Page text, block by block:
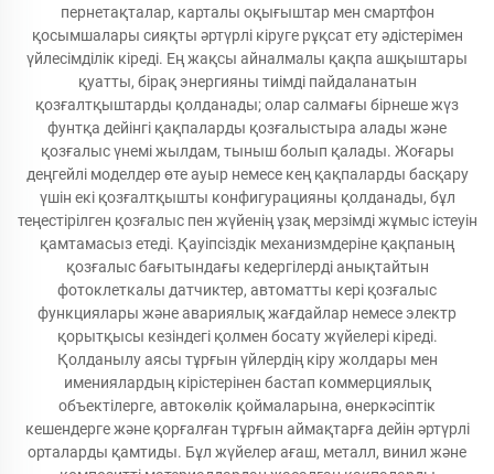
пернетақталар, карталы оқығыштар мен смартфон
қосымшалары сияқты әртүрлі кіруге рұқсат ету әдістерімен
үйлесімділік кіреді. Ең жақсы айналмалы қақпа ашқыштары
қуатты, бірақ энергияны тиімді пайдаланатын
қозғалтқыштарды қолданады; олар салмағы бірнеше жүз
фунтқа дейінгі қақпаларды қозғалыстыра алады және
қозғалыс үнемі жылдам, тыныш болып қалады. Жоғары
деңгейлі моделдер өте ауыр немесе кең қақпаларды басқару
үшін екі қозғалтқышты конфигурацияны қолданады, бұл
теңестірілген қозғалыс пен жүйенің ұзақ мерзімді жұмыс істеуін
қамтамасыз етеді. Қауіпсіздік механизмдеріне қақпаның
қозғалыс бағытындағы кедергілерді анықтайтын
фотоклеткалы датчиктер, автоматты кері қозғалыс
функциялары және авариялық жағдайлар немесе электр
қорытқысы кезіндегі қолмен босату жүйелері кіреді.
Қолданылу аясы тұрғын үйлердің кіру жолдары мен
имениялардың кірістерінен бастап коммерциялық
объектілерге, автокөлік қоймаларына, өнеркәсіптік
кешендерге және қорғалған тұрғын аймақтарға дейін әртүрлі
орталарды қамтиды. Бұл жүйелер ағаш, металл, винил және